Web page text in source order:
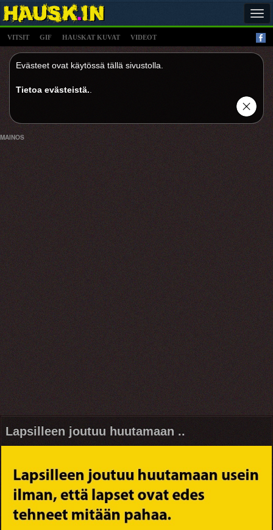
VITSIT GIF HAUSKAT KUVAT VIDEOT
Evästeet ovat käytössä tällä sivustolla.
Tietoa evästeistä.
MAINOS
Lapsilleen joutuu huutamaan ..